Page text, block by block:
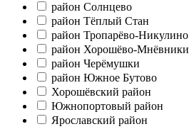
район Солнцево
район Тёплый Стан
район Тропарёво-Никулино
район Хорошёво-Мнёвники
район Черёмушки
район Южное Бутово
Хорошёвский район
Южнопортовый район
Ярославский район